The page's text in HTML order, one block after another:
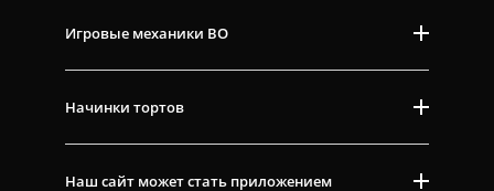
Игровые механики ВО
Начинки тортов
Наш сайт может стать приложением